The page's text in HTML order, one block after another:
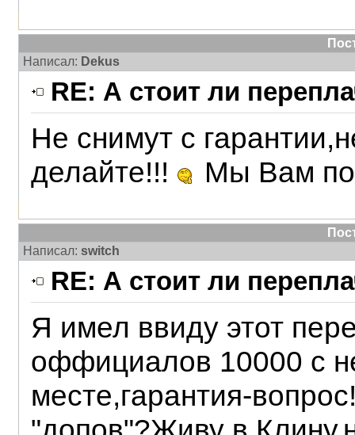
Написал: Dekus
RE: А стоит ли
Не снимут с
делайте!!!
Мы Вам
Написал: switch
RE: А стоит ли
Я имел ввиду этот
оффициалов 10000 с
месте,гарантия-